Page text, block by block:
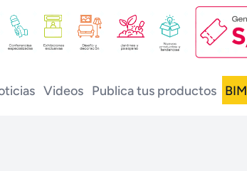
Videos Publica tus productos BIM